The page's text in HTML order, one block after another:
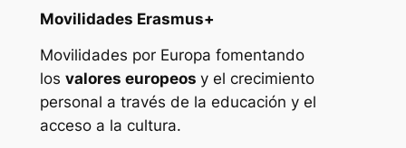
Movilidades Erasmus+
Movilidades por Europa fomentando
los valores europeos y el crecimiento
personal a través de la educación y el
acceso a la cultura.